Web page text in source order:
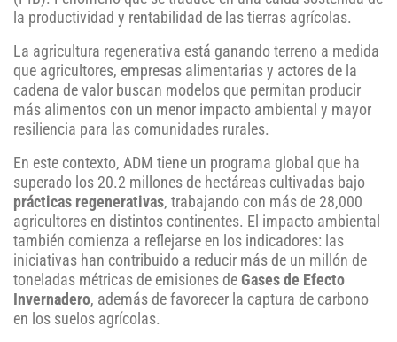
la productividad y rentabilidad de las tierras agrícolas.
La agricultura regenerativa está ganando terreno a medida
que agricultores, empresas alimentarias y actores de la
cadena de valor buscan modelos que permitan producir
más alimentos con un menor impacto ambiental y mayor
resiliencia para las comunidades rurales.
En este contexto, ADM tiene un programa global que ha
superado los 20.2 millones de hectáreas cultivadas bajo
prácticas regenerativas, trabajando con más de 28,000
agricultores en distintos continentes. El impacto ambiental
también comienza a reflejarse en los indicadores: las
iniciativas han contribuido a reducir más de un millón de
toneladas métricas de emisiones de Gases de Efecto
Invernadero, además de favorecer la captura de carbono
en los suelos agrícolas.